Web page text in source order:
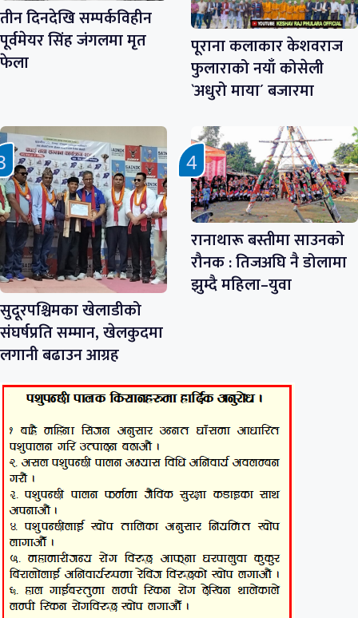
तीन दिनदेखि सम्पर्कविहीन
पूर्वमेयर सिंह जंगलमा मृत
फेला
पूराना कलाकार केशवराज
फुलाराको नयाँ कोसेली
`अधुरो माया´ बजारमा
सुदूरपश्चिमका खेलाडीको
संघर्षप्रति सम्मान, खेलकुदमा
लगानी बढाउन आग्रह
रानाथारू बस्तीमा साउनको
रौनक : तिजअघि नै डोलामा
झुम्दै महिला–युवा